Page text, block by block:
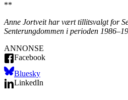
**
Anne Jortveit har vært tillitsvalgt for
Senterungdommen i perioden
ANNONSE
Facebook
Bluesky
LinkedIn